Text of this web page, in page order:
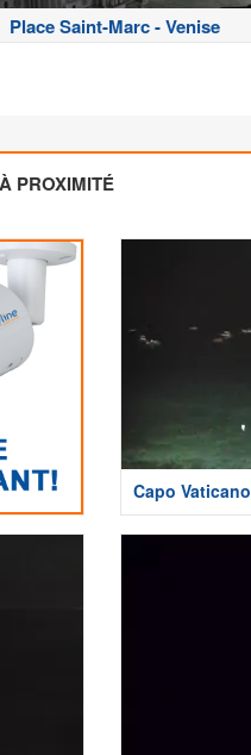
Place Saint-Marc - Venise
PROXIMITÉ
Capo Vaticano